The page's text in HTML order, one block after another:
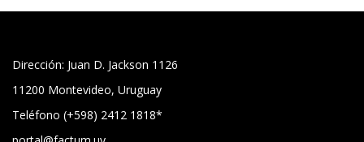
Dirección: Juan D. Jackson 1126
11200 Montevideo, Uruguay
Teléfono (+598) 2412 1818*